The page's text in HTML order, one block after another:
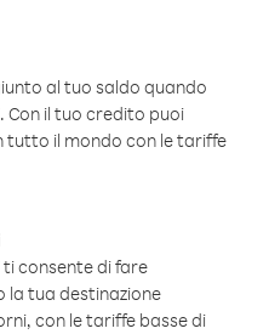
al tuo saldo quando
il tuo credito puoi
tutto il mondo con le tariffe
consente di fare
la tua destinazione
con le tariffe basse di